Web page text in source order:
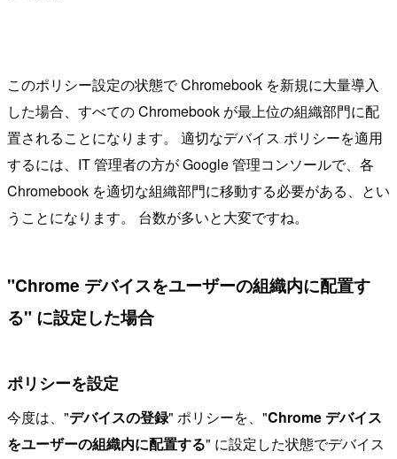
このポリシー設定の状態で Chromebook を新規に大量導入
した場合、すべての Chromebook が最上位の組織部門に配
置されることになります。 適切なデバイス ポリシーを適用
するには、IT 管理者の方が Google 管理コンソールで、各
Chromebook を適切な組織部門に移動する必要がある、とい
うことになります。 台数が多いと大変ですね。
"Chrome デバイスをユーザーの組織内に配置す
る" に設定した場合
ポリシーを設定
今度は、"デバイスの登録" ポリシーを、"Chrome デバイス
をユーザーの組織内に配置する" に設定した状態でデバイス